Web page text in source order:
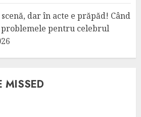
dar în acte e prăpăd! Când
pentru celebrul
MISSED